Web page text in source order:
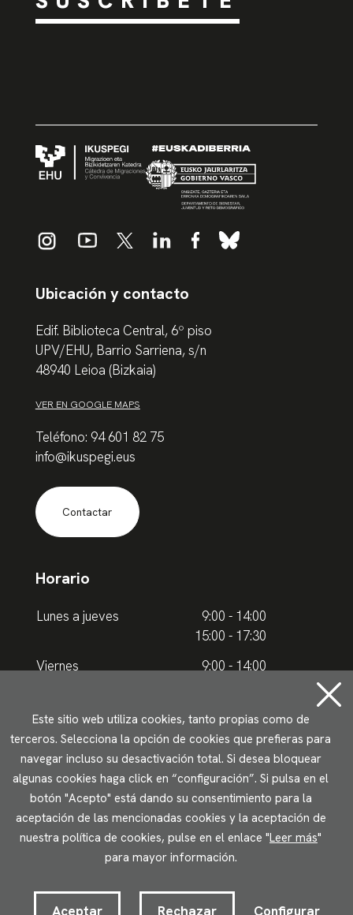
Ubicación y contacto
Edif. Biblioteca Central, 6º piso
UPV/EHU, Barrio Sarriena, s/n
48940 Leioa (Bizkaia)
VER EN GOOGLE MAPS
Teléfono: 94 601 82 75
info@ikuspegi.eus
Contactar
Horario
Lunes a jueves
9:00 - 14:00
15:00 - 17:30
Viernes
9:00 - 14:00
Horario de verano
Lunes a jueves
9.00 - 15.00
Viernes
9:00 - 14:00
Aviso legal Política de privacidad
Uso de cookies
Accesibilidad
Este sitio web utiliza cookies, tanto propias como de
terceros. Selecciona la opción de cookies que prefieras para
navegar incluso su desactivación total. Si desea bloquear
algunas cookies haga click en “configuración”. Si pulsa en el
botón "Acepto" está dando su consentimiento para la
aceptación de las mencionadas cookies y la aceptación de
nuestra política de cookies, pulse en el enlace "Leer más"
para mayor información.
Aceptar Rechazar Configurar